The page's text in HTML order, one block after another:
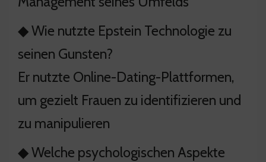
◆ Wie nutzte Epstein Technologie zu
seinen Gunsten?
Er nutzte Online-Dating-Plattformen,
um gezielt Frauen zu identifizieren und
zu manipulieren
◆ Welche psychologischen Aspekte